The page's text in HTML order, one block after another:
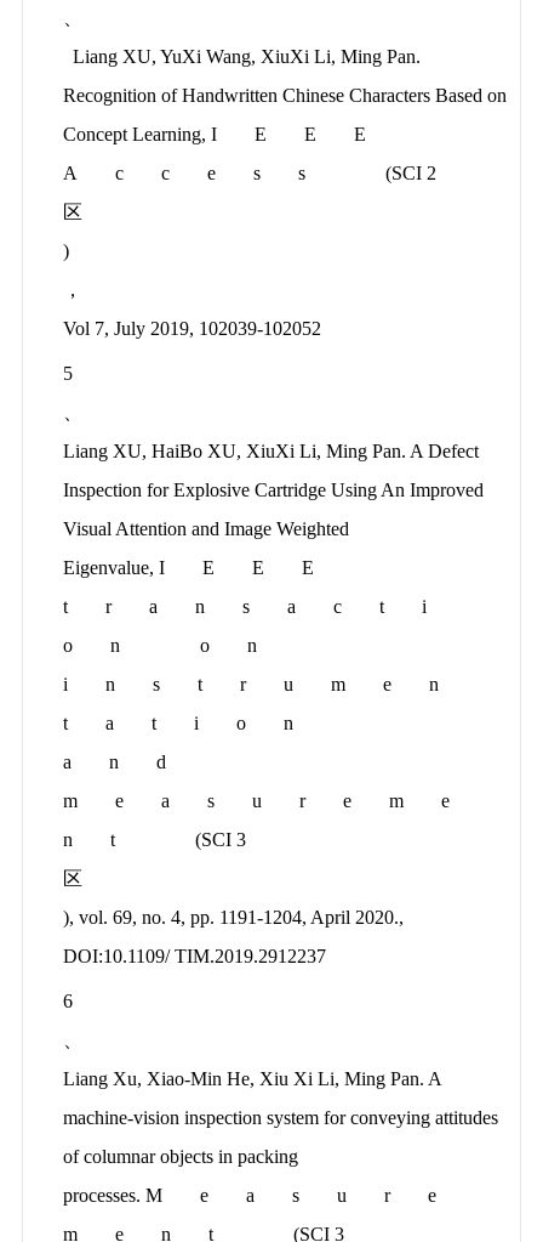
、
Liang XU, YuXi Wang, XiuXi Li, Ming Pan.
Recognition of Handwritten Chinese Characters Based on
Concept Learning, IEEE
Access(SCI 2
区
)
，
Vol 7, July 2019, 102039-102052
5
、
Liang XU, HaiBo XU, XiuXi Li, Ming Pan. A Defect
Inspection for Explosive Cartridge Using An Improved
Visual Attention and Image Weighted
Eigenvalue, IEEE
transacti
on on
instrumen
tation
and
measureme
nt(SCI 3
区
), vol. 69, no. 4, pp. 1191-1204, April 2020.,
DOI:10.1109/ TIM.2019.2912237
6
、
Liang Xu, Xiao-Min He, Xiu Xi Li, Ming Pan. A
machine-vision inspection system for conveying attitudes
of columnar objects in packing
processes. Measure
ment(SCI 3